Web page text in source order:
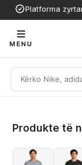
Platforma
MENU
Produkte të